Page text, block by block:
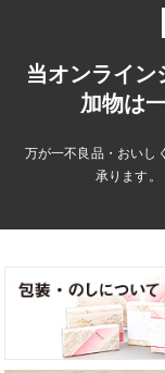
当オンライン
加物は
万が一不良品・おいし
承ります。